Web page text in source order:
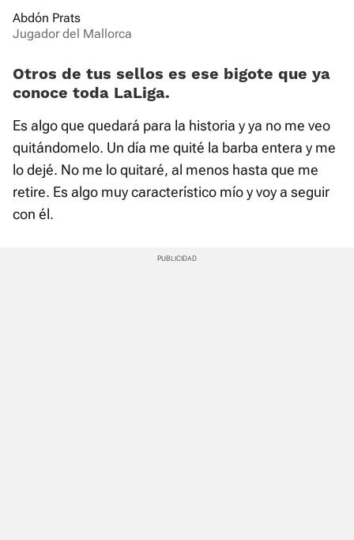
Abdón Prats
Jugador del Mallorca
Otros de tus sellos es ese bigote que ya
conoce toda LaLiga.
Es algo que quedará para la historia y ya no me veo
quitándomelo. Un día me quité la barba entera y me
lo dejé. No me lo quitaré, al menos hasta que me
retire. Es algo muy característico mío y voy a seguir
con él.